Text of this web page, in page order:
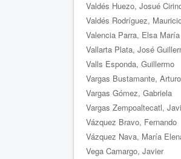
Valdés Huezo, Josué
Valdés Rodríguez,
Valencia Parra, Elsa
Vallarta Plata, José
Valls Esponda, Guillermo
Vargas Bustamante, Arturo
Vargas Gómez, Gabriela
Vargas Zempoaltecatl,
Vázquez Bravo, Fernando
Vázquez Nava, María
Vega Camargo, Javier